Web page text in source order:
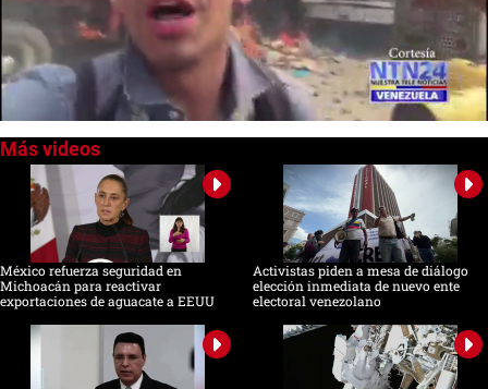
of
seconds
México refuerza seguridad en
Michoacán para reactivar
exportaciones de aguacate a EEUU
Activistas piden a mesa de diálogo
elección inmediata de nuevo ente
electoral venezolano